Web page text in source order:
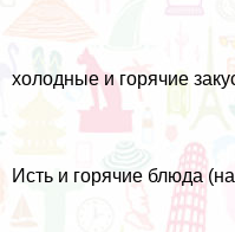
холодные и горячие
Исть и горячие блюда